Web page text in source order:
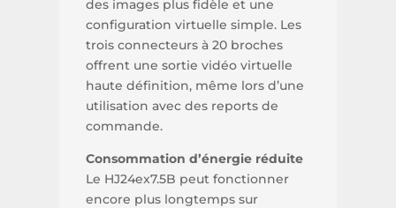
des images plus fidèle et une
configuration virtuelle simple. Les
trois connecteurs à 20 broches
offrent une sortie vidéo virtuelle
haute définition, même lors d’une
utilisation avec des reports de
commande.
Consommation d’énergie réduite
Le HJ24ex7.5B peut fonctionner
encore plus longtemps sur